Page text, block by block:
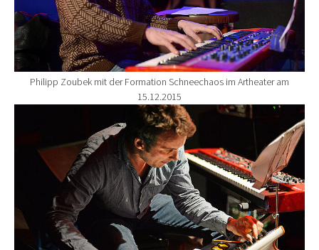
Philipp Zoubek mit der Formation Schneechaos im Artheater am
15.12.2015